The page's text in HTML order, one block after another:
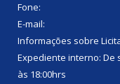
Fone:
E-mail:
Informações sobre
Expediente interno: De
às 18:00hrs